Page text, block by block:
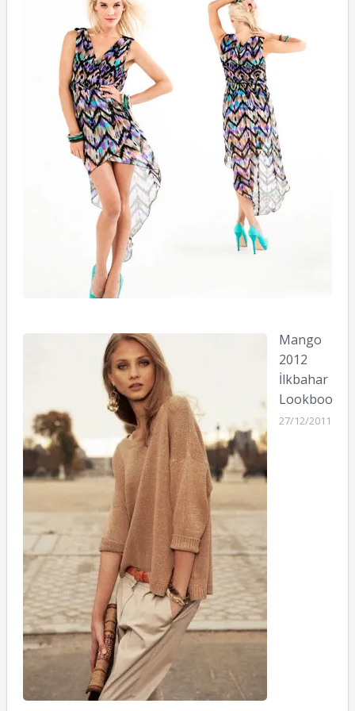
Mango
2012
İlkbahar
Lookbook
27/12/2011